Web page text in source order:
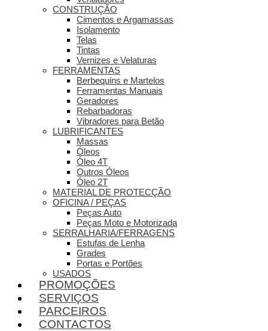
CONSTRUÇÃO
Cimentos e Argamassas
Isolamento
Telas
Tintas
Vernizes e Velaturas
FERRAMENTAS
Berbequins e Martelos
Ferramentas Manuais
Geradores
Rebarbadoras
Vibradores para Betão
LUBRIFICANTES
Massas
Óleos
Óleo 4T
Outros Óleos
Óleo 2T
MATERIAL DE PROTECÇÃO
OFICINA / PEÇAS
Peças Auto
Peças Moto e Motorizada
SERRALHARIA/FERRAGENS
Estufas de Lenha
Grades
Portas e Portões
USADOS
PROMOÇÕES
SERVIÇOS
PARCEIROS
CONTACTOS